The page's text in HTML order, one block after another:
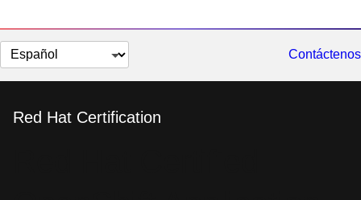
Cambiar
el
Contáctenos
Red Hat Certification